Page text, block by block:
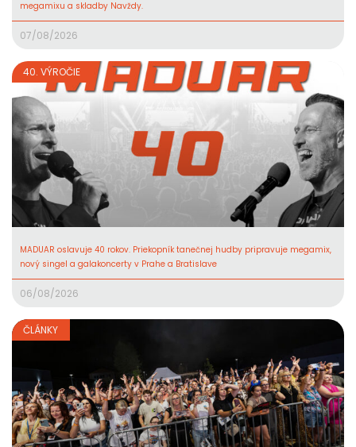
megamixu a skladby Navždy.
07/08/2026
40. VÝROČIE
MADUAR oslavuje 40 rokov. Priekopník tanečnej hudby pripravuje megamix,
nový singel a galakoncerty v Prahe a Bratislave
06/08/2026
ČLÁNKY